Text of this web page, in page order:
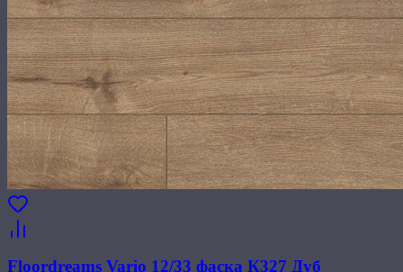
Floordreams Vario 12/33 фаска К327 Дуб